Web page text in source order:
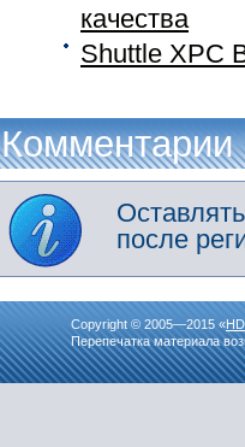
качества
Shuttle XPC
Комментарии
после
Copyright © 2005—2015 «
Перепечатка материала